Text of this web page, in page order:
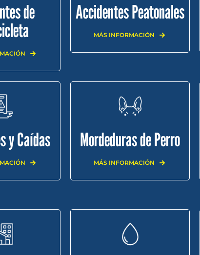
de
Accidentes Peatonales
MÁS INFORMACIÓN
y Caídas Mordeduras de Perro
MÁS INFORMACIÓN